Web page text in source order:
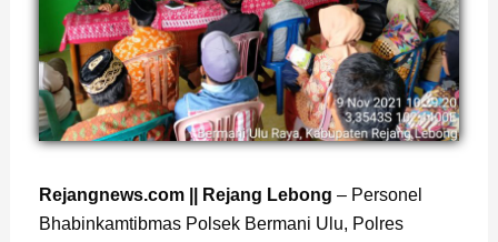
Rejangnews.com || Rejang Lebong – Personel
Bhabinkamtibmas Polsek Bermani Ulu, Polres